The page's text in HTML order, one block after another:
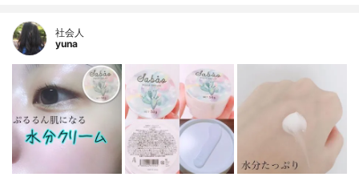
社会人
yuna